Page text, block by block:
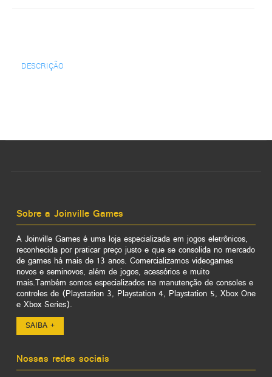
DESCRIÇÃO
Sobre a Joinville Games
A Joinville Games é uma loja especializada em jogos eletrônicos,
reconhecida por praticar preço justo e que se consolida no mercado
de games há mais de 13 anos. Comercializamos videogames
novos e seminovos, além de jogos, acessórios e muito
mais.Também somos especializados na manutenção de consoles e
controles de (Playstation 3, Playstation 4, Playstation 5, Xbox One
e Xbox Series).
SAIBA +
Nossas redes sociais